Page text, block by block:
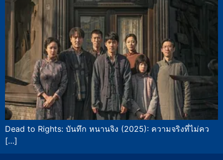
Dead to Rights: บันทึก หนานจิง (2025): ความจริงที่ไม่คว
[…]